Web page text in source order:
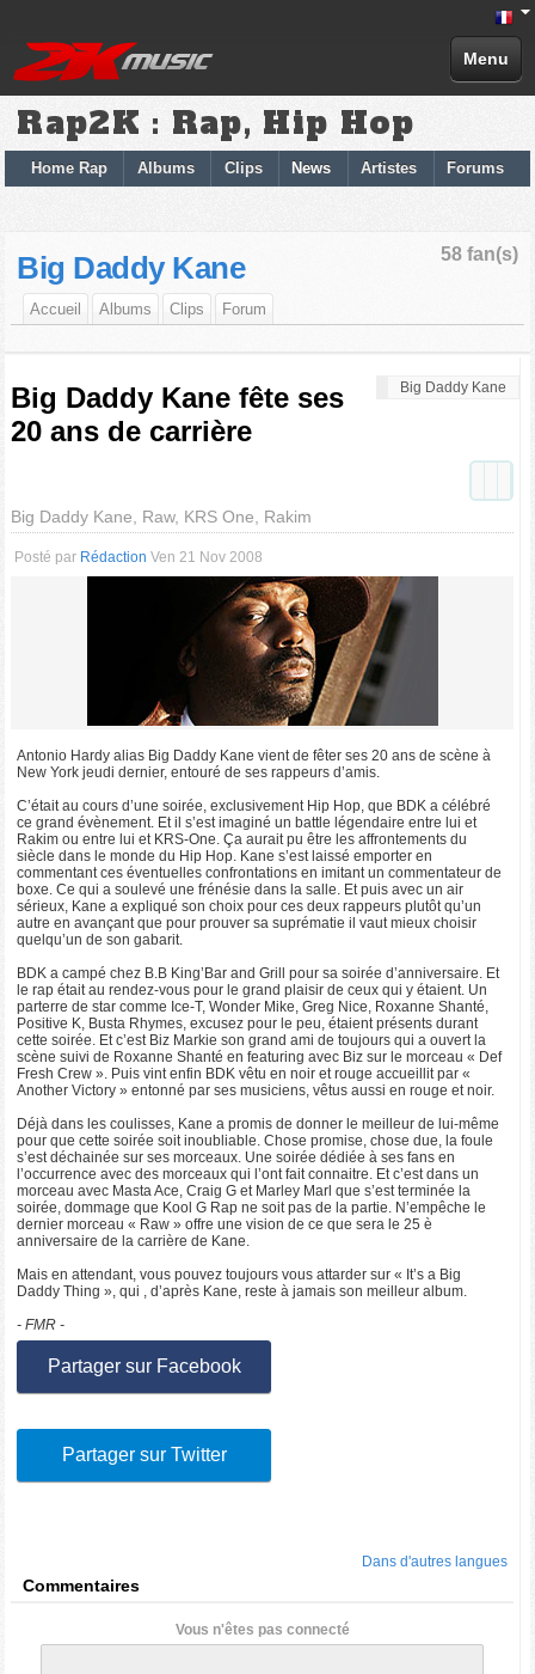
Menu
Rap2K : Rap, Hip Hop
Home Rap Albums Clips News Artistes Forums
58 fan(s)
Big Daddy Kane
Accueil Albums Clips Forum
Big Daddy Kane
Big Daddy Kane fête ses
20 ans de carrière
Big Daddy Kane, Raw, KRS One, Rakim
Posté par Rédaction Ven 21 Nov 2008
Antonio Hardy alias Big Daddy Kane vient de fêter ses 20 ans de scène à
New York jeudi dernier, entouré de ses rappeurs d’amis.
C’était au cours d’une soirée, exclusivement Hip Hop, que BDK a célébré
ce grand évènement. Et il s’est imaginé un battle légendaire entre lui et
Rakim ou entre lui et KRS-One. Ça aurait pu être les affrontements du
siècle dans le monde du Hip Hop. Kane s’est laissé emporter en
commentant ces éventuelles confrontations en imitant un commentateur de
boxe. Ce qui a soulevé une frénésie dans la salle. Et puis avec un air
sérieux, Kane a expliqué son choix pour ces deux rappeurs plutôt qu’un
autre en avançant que pour prouver sa suprématie il vaut mieux choisir
quelqu’un de son gabarit.
BDK a campé chez B.B King’Bar and Grill pour sa soirée d’anniversaire. Et
le rap était au rendez-vous pour le grand plaisir de ceux qui y étaient. Un
parterre de star comme Ice-T, Wonder Mike, Greg Nice, Roxanne Shanté,
Positive K, Busta Rhymes, excusez pour le peu, étaient présents durant
cette soirée. Et c’est Biz Markie son grand ami de toujours qui a ouvert la
scène suivi de Roxanne Shanté en featuring avec Biz sur le morceau « Def
Fresh Crew ». Puis vint enfin BDK vêtu en noir et rouge accueillit par «
Another Victory » entonné par ses musiciens, vêtus aussi en rouge et noir.
Déjà dans les coulisses, Kane a promis de donner le meilleur de lui-même
pour que cette soirée soit inoubliable. Chose promise, chose due, la foule
s’est déchainée sur ses morceaux. Une soirée dédiée à ses fans en
l’occurrence avec des morceaux qui l’ont fait connaitre. Et c’est dans un
morceau avec Masta Ace, Craig G et Marley Marl que s’est terminée la
soirée, dommage que Kool G Rap ne soit pas de la partie. N’empêche le
dernier morceau « Raw » offre une vision de ce que sera le 25 è
anniversaire de la carrière de Kane.
Mais en attendant, vous pouvez toujours vous attarder sur « It’s a Big
Daddy Thing », qui , d’après Kane, reste à jamais son meilleur album.
- FMR -
Partager sur Facebook
Partager sur Twitter
Dans d'autres langues
Commentaires
Vous n'êtes pas connecté